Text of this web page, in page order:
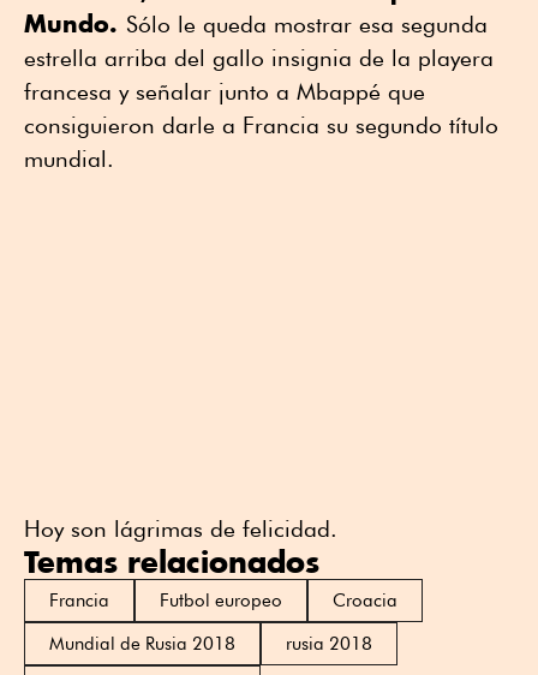
Mundo. Sólo le queda mostrar esa segunda
estrella arriba del gallo insignia de la playera
francesa y señalar junto a Mbappé que
consiguieron darle a Francia su segundo título
mundial.
Hoy son lágrimas de felicidad.
Temas relacionados
Francia Futbol europeo
Croacia
Mundial de Rusia 2018
rusia 2018